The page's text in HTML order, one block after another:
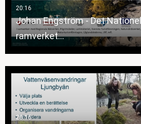
Johan Engström - Det
ramverket…